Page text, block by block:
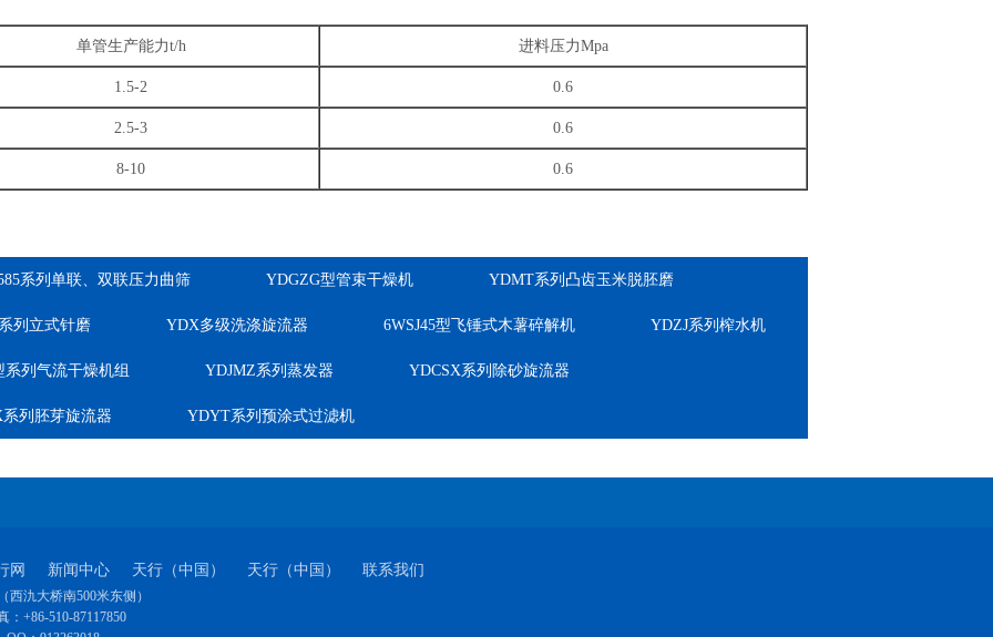
单管生产能力t/h 进料压力Mpa
1.5-2 0.6
2.5-3 0.6
8-10 0.6
系列单联、双联压力曲筛 YDGZG型管束干燥机 YDMT系列凸齿玉米脱胚磨
列立式针磨 YDX多级洗涤旋流器 6WSJ45型飞锤式木薯碎解机 YDZJ系列榨水机
系列气流干燥机组 YDJMZ系列蒸发器 YDCSX系列除砂旋流器
列胚芽旋流器 YDYT系列预涂式过滤机
网 新闻中心 天行（中国） 天行（中国） 联系我们
氿大桥南500米东侧）
：+86-510-87117850